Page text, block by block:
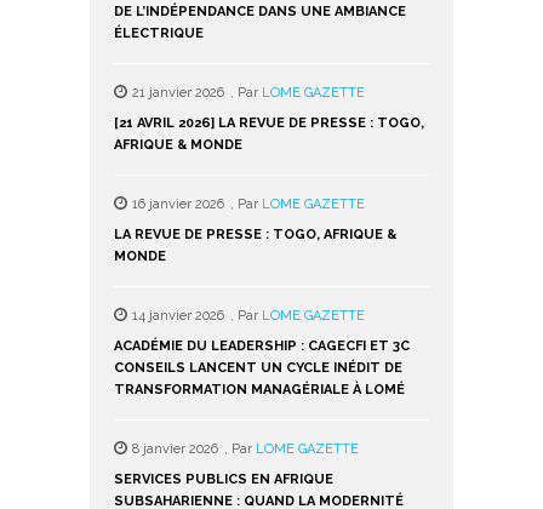
DE L’INDÉPENDANCE DANS UNE AMBIANCE
ÉLECTRIQUE
21 janvier 2026 , Par LOME GAZETTE
[21 AVRIL 2026] LA REVUE DE PRESSE : TOGO,
AFRIQUE & MONDE
16 janvier 2026 , Par LOME GAZETTE
LA REVUE DE PRESSE : TOGO, AFRIQUE &
MONDE
14 janvier 2026 , Par LOME GAZETTE
ACADÉMIE DU LEADERSHIP : CAGECFI ET 3C
CONSEILS LANCENT UN CYCLE INÉDIT DE
TRANSFORMATION MANAGÉRIALE À LOMÉ
8 janvier 2026 , Par LOME GAZETTE
SERVICES PUBLICS EN AFRIQUE
SUBSAHARIENNE : QUAND LA MODERNITÉ